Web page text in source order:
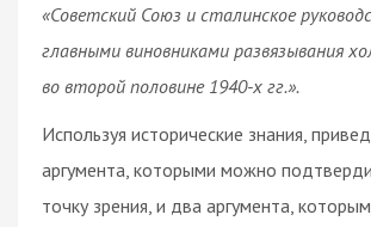
«Советский Союз и сталинское
главными виновниками развязывания
во второй половине 1940-х гг.».
Используя исторические знания,
аргумента, которыми можно
точку зрения, и два аргумента,